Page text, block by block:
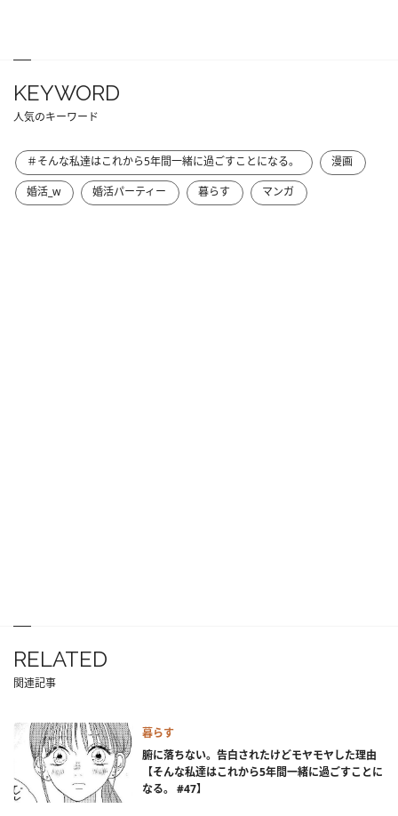
KEYWORD
人気のキーワード
＃そんな私達はこれから5年間一緒に過ごすことになる。
漫画
婚活_w
婚活パーティー 暮らす マンガ
RELATED
関連記事
暮らす
腑に落ちない。告白されたけどモヤモヤした理由
【そんな私達はこれから5年間一緒に過ごすことに
なる。 #47】